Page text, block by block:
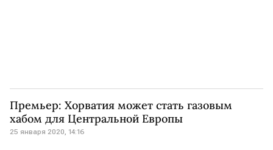
Премьер: Хорватия может стать газовым
хабом для Центральной Европы
25 января 2020, 14:16